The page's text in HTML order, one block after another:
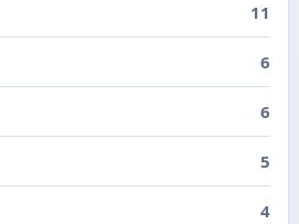
11
6
6
5
4